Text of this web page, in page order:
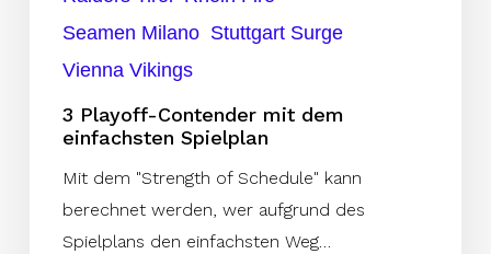
Seamen Milano Stuttgart Surge
Vienna Vikings
3 Playoff-Contender mit dem
einfachsten Spielplan
Mit dem "Strength of Schedule" kann
berechnet werden, wer aufgrund des
Spielplans den einfachsten Weg…